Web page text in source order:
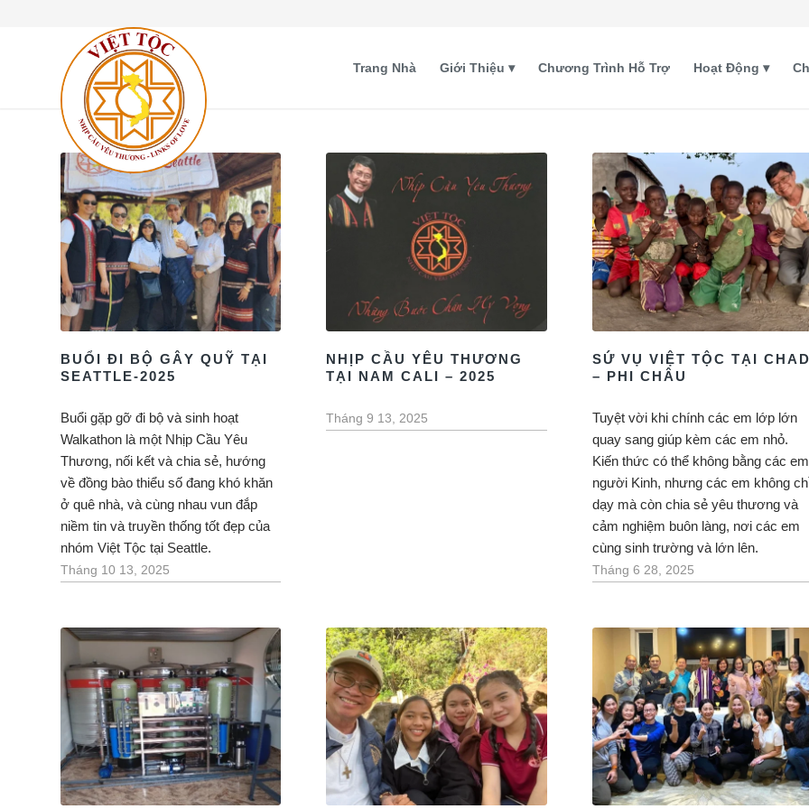
Trang Nhà Giới Thiệu Chương Trình Hỗ Trợ Hoạt Động
BUỔI ĐI BỘ GÂY QUỸ TẠI
SEATTLE-2025
Buổi gặp gỡ đi bộ và sinh hoạt
Walkathon là một Nhịp Cầu Yêu
Thương, nối kết và chia sẻ, hướng
về đồng bào thiểu số đang khó khăn
ở quê nhà, và cùng nhau vun đắp
niềm tin và truyền thống tốt đẹp của
nhóm Việt Tộc tại Seattle.
Tháng 10 13, 2025
NHỊP CẦU YÊU THƯƠNG
TẠI NAM CALI – 2025
Tháng 9 13, 2025
SỨ VỤ VIỆT TỘC TẠI
– PHI CHÂU
Tuyệt vời khi chính các em lớp lớn
quay sang giúp kèm các em nhỏ.
Kiến thức có thể không bằng các em
người Kinh, nhưng các em không
dạy mà còn chia sẻ yêu thương và
cảm nghiệm buôn làng, nơi các em
cùng sinh trường và lớn lên.
Tháng 6 28, 2025